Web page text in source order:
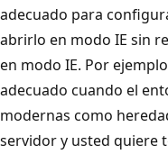
adecuado para
abrirlo en modo IE sin
en modo IE. Por
adecuado cuando el
modernas como
servidor y usted quiere